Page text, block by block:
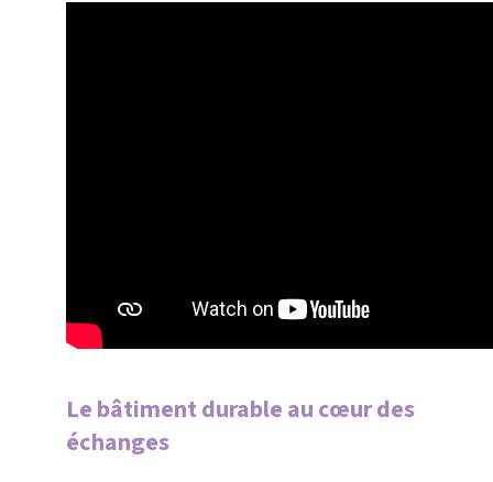
Le bâtiment durable au cœur des
échanges